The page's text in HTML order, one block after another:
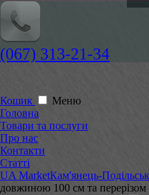
(067) 313-21-34
Кошик
Меню
Головна
Товари та послуги
Про нас
Контакти
Статті
UA MarketКам'янець-
довжиною 100 см та